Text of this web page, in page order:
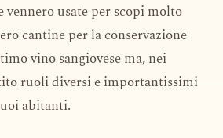
vennero usate per scopi molto
cantine per la conservazione
vino sangiovese ma, nei
ruoli diversi e importantissimi
abitanti.